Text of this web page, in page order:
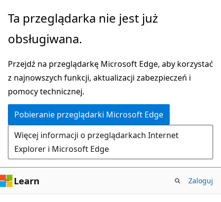
Przejdź
głównej
Ta przeglądarka nie jest już
obsługiwana.
Przejdź na przeglądarkę Microsoft Edge, aby korzystać
z najnowszych funkcji, aktualizacji zabezpieczeń i
pomocy technicznej.
Pobieranie przeglądarki Microsoft Edge
Więcej informacji o przeglądarkach Internet
Explorer i Microsoft Edge
Learn Zaloguj